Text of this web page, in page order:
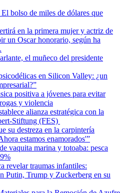
bolso de miles de dólares que
en la primera mujer y actriz de
un Oscar honorario, según ha
el muñeco del presidente
en Silicon Valley: ¿un
positiva a jóvenes para evitar
y violencia
alianza estratégica con la
Stiftung (FES)
su destreza en la carpintería
estamos enamorados'”
vaquita marina y totoaba: pesca
revelar traumas infantiles:
Putin, Trump y Zuckerberg en su